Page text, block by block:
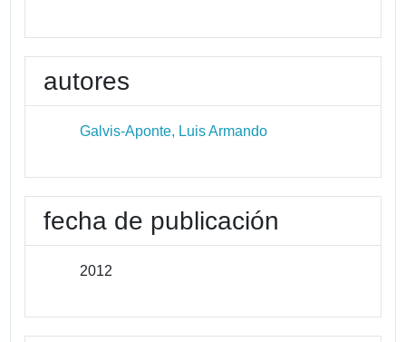
autores
Galvis-Aponte, Luis Armando
fecha de publicación
2012